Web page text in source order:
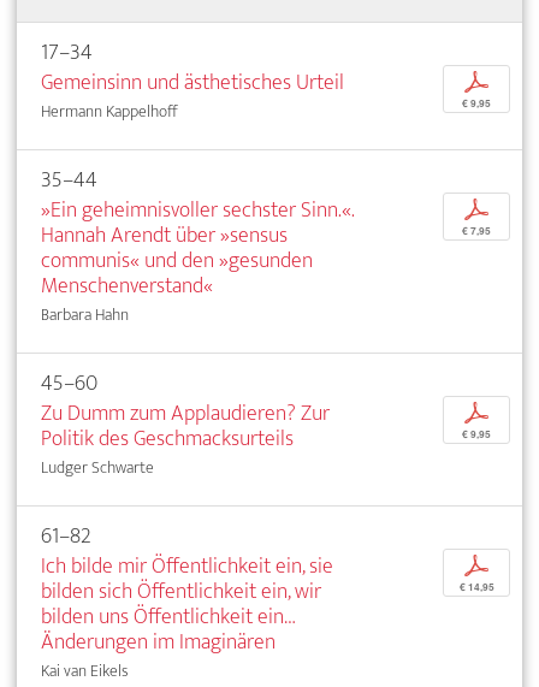
17–34
Gemeinsinn und ästhetisches Urteil
Hermann Kappelhoff
p
€ 9,95
35–44
»Ein geheimnisvoller sechster Sinn.«.
Hannah Arendt über »sensus
communis« und den »gesunden
Menschenverstand«
Barbara Hahn
p
€ 7,95
45–60
Zu Dumm zum Applaudieren? Zur
Politik des Geschmacksurteils
Ludger Schwarte
p
€ 9,95
61–82
Ich bilde mir Öffentlichkeit ein, sie
bilden sich Öffentlichkeit ein, wir
bilden uns Öffentlichkeit ein…
Änderungen im Imaginären
Kai van Eikels
p
€ 14,95